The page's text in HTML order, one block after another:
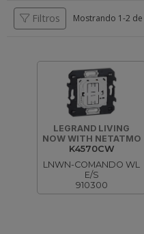
Filtros Mostrando 1-2 de
LEGRAND LIVING
NOW WITH NETATMO
K4570CW
LNWN-COMANDO WL
E/S
910300